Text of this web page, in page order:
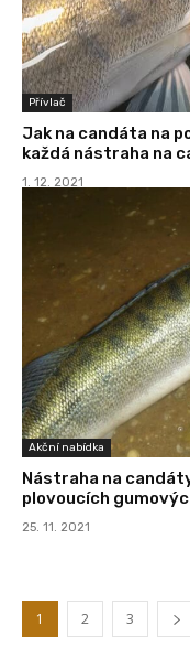
Přívlač
Jak na candáta na
každá nástraha na
1. 12. 2021
Akční nabídka
Nástraha na
plovoucích
25. 11. 2021
1 2 3